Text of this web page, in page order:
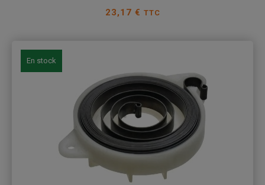
Prix
23,17 € TTC
En stock